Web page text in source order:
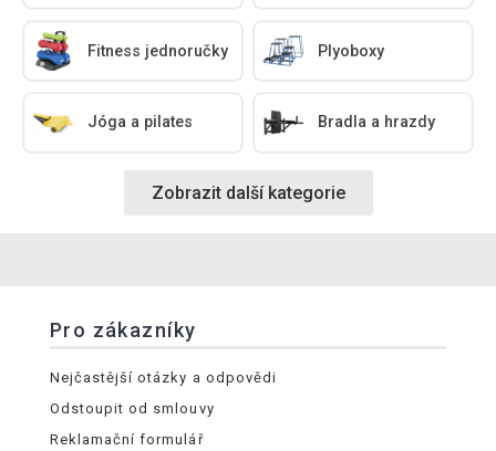
Fitness jednoručky Plyoboxy
Jóga a pilates Bradla a hrazdy
Zobrazit další kategorie
Pro zákazníky
Nejčastější otázky a odpovědi
Odstoupit od smlouvy
Reklamační formulář